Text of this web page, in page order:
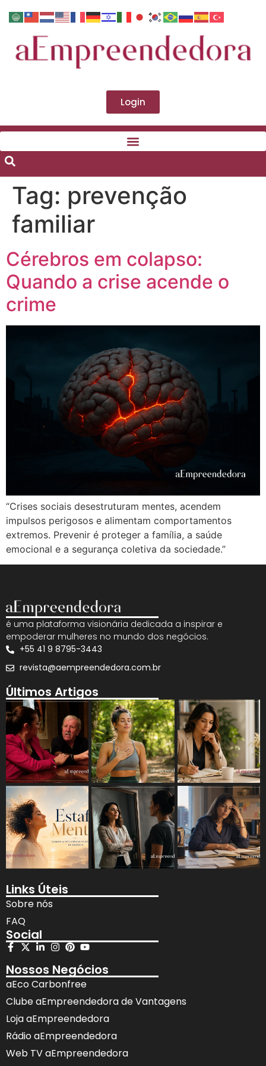
Login
Tag: prevenção
familiar
Cérebros em colapso:
Quando a crise acende o
crime
“Crises sociais desestruturam mentes, acendem
impulsos perigosos e alimentam comportamentos
extremos. Prevenir é proteger a família, a saúde
emocional e a segurança coletiva da sociedade.”
é uma plataforma visionária dedicada a inspirar e
empoderar mulheres no mundo dos negócios.
+55 41 9 8795-3443
revista@aempreendedora.com.br
Últimos Artigos
Links Úteis
Sobre nós
FAQ
Social
Nossos Negócios
aEco Carbonfree
Clube aEmpreendedora de Vantagens
Loja aEmpreendedora
Rádio aEmpreendedora
Web TV aEmpreendedora